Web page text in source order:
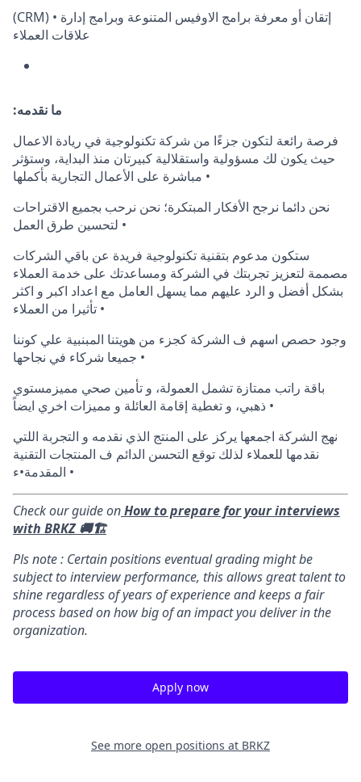
(CRM) • إتقان أو معرفة برامج الاوفيس المتنوعة وبرامج إدارة
علاقات العملاء
:ما نقدمه
فرصة رائعة لتكون جزءًا من شركة تكنولوجية في ريادة الاعمال
حيث يكون لك مسؤولية واستقلالية كبيرتان منذ البداية، وستؤثر
مباشرة على الأعمال التجارية بأكملها •
نحن دائما نرجح الأفكار المبتكرة؛ نحن نرحب بجميع الاقتراحات
لتحسين طرق العمل •
ستكون مدعوم بتقنية تكنولوجية فريدة عن باقي الشركات
مصممة لتعزيز تجربتك في الشركة ومساعدتك على خدمة العملاء
بشكل أفضل و الرد عليهم مما يسهل العامل مع اعداد اكبر و اكثر
تأثيرا من العملاء •
وجود حصص اسهم ف الشركة كجزء من هويتنا المبنبية علي كوننا
جميعا شركاء في نجاحها •
باقة راتب ممتازة تشمل العمولة، و تأمين صحي مميزمستوي
ذهبي، و تغطية إقامة العائلة و مميزات اخري ايضاً •
نهج الشركة اجمعها يركز على المنتج الذي نقدمه و التجربة اللتي
نقدمها للعملاء لذلك توقع التحسن الدائم ف المنتجات التقنية
المقدمة•ء •
Check our guide onHow to prepare for your interviews
with BRKZ 🚚🏗️
Pls note : Certain positions eventual grading might be
subject to interview performance, this allows great talent to
shine regardless of years of experience and keeps a fair
process based on how big of an impact you deliver in the
organization.
Apply now
See more open positions at BRKZ